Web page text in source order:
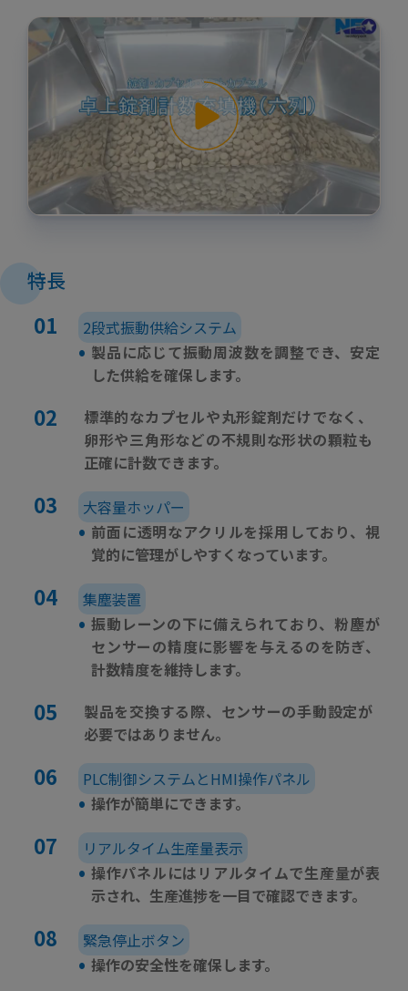
特長
2段式振動供給システム
• 製品に応じて振動周波数を調整でき、安定
した供給を確保します。
標準的なカプセルや丸形錠剤だけでなく、
卵形や三角形などの不規則な形状の顆粒も
正確に計数できます。
大容量ホッパー
• 前面に透明なアクリルを採用しており、視
覚的に管理がしやすくなっています。
集塵装置
• 振動レーンの下に備えられており、粉塵が
センサーの精度に影響を与えるのを防ぎ、
計数精度を維持します。
製品を交換する際、センサーの手動設定が
必要ではありません。
PLC制御システムとHMI操作パネル
• 操作が簡単にできます。
リアルタイム生産量表示
• 操作パネルにはリアルタイムで生産量が表
示され、生産進捗を一目で確認できます。
緊急停止ボタン
• 操作の安全性を確保します。